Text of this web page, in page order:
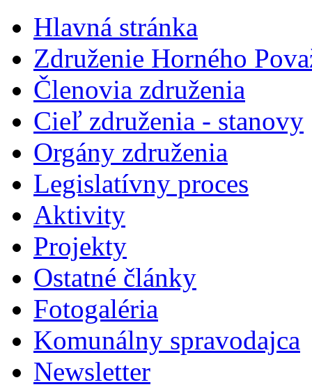
Hlavná stránka
Združenie Horného
Členovia združenia
Cieľ združenia - stanovy
Orgány združenia
Legislatí­vny proces
Aktivity
Projekty
Ostatné články
Fotogaléria
Komunálny spravodajca
Newsletter